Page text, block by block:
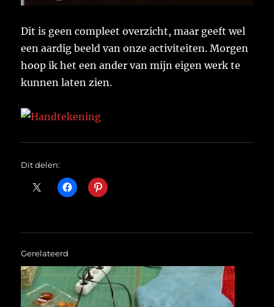
Dit is geen compleet overzicht, maar geeft wel
een aardig beeld van onze activiteiten. Morgen
hoop ik het een ander van mijn eigen werk te
kunnen laten zien.
Dit delen:
Gerelateerd